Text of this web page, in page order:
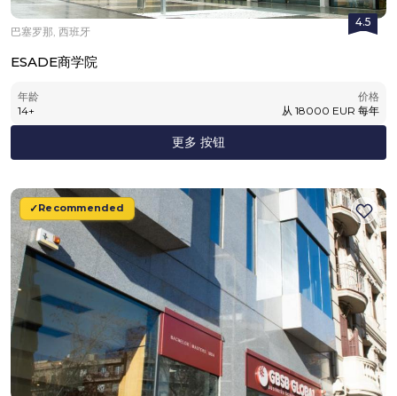
4.5
巴塞罗那, 西班牙
ESADE商学院
年龄
14+
价格
从 18000 EUR 每年
更多 按钮
Recommended